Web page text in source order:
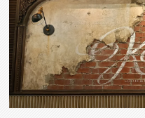
CREATIVE JOB求人検索
特集求人
採用説明会
転職支援サービス
CONTENTS
スキルアップしたい！
スキルアップしたい！ トッ